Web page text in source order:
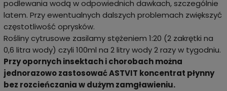
podlewania wodą w odpowiednich dawkach, szczególnie
latem. Przy ewentualnych dalszych problemach zwiększyć
częstotliwość oprysków.
Rośliny cytrusowe zasilamy stężeniem 1:20 (2 zakrętki na
0,6 litra wody) czyli 100ml na 2 litry wody 2 razy w tygodniu.
Przy opornych insektach i chorobach można
jednorazowo zastosować ASTVIT koncentrat płynny
bez rozcieńczania w dużym zamgławieniu.